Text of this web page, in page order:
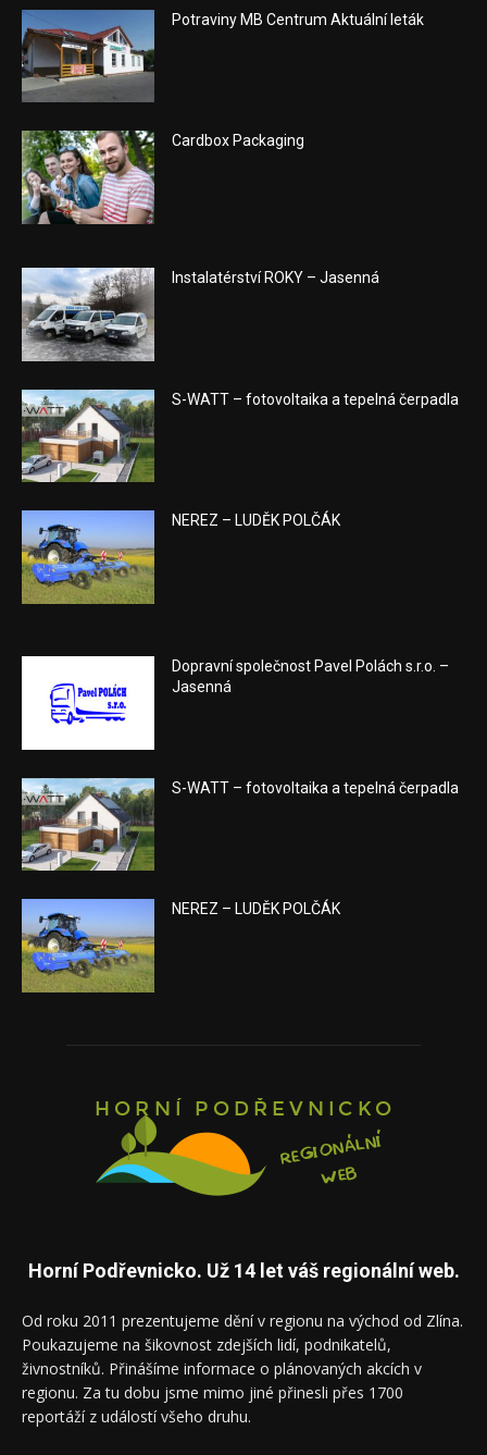
Potraviny MB Centrum Aktuální leták
Cardbox Packaging
Instalatérství ROKY – Jasenná
S-WATT – fotovoltaika a tepelná čerpadla
NEREZ – LUDĚK POLČÁK
Dopravní společnost Pavel Polách s.r.o. –
Jasenná
S-WATT – fotovoltaika a tepelná čerpadla
NEREZ – LUDĚK POLČÁK
Horní Podřevnicko. Už 14 let váš regionální web.
Od roku 2011 prezentujeme dění v regionu na východ od Zlína.
Poukazujeme na šikovnost zdejších lidí, podnikatelů,
živnostníků. Přinášíme informace o plánovaných akcích v
regionu. Za tu dobu jsme mimo jiné přinesli přes 1700
reportáží z událostí všeho druhu.